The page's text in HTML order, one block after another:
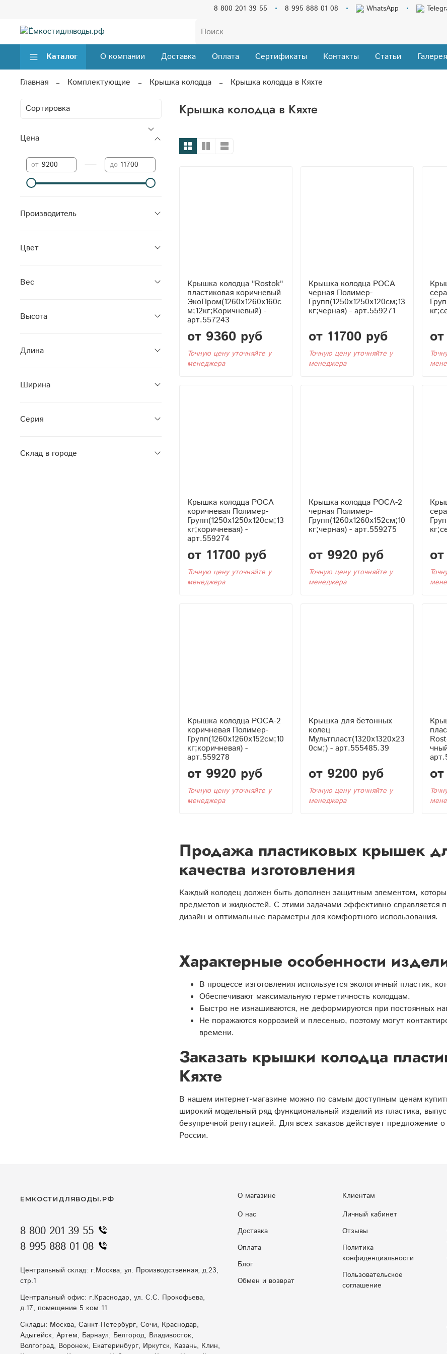
8 800 201 39 55 8 995 888 01 08 WhatsApp
Каталог О компании Доставка Оплата Сертификаты Контакты Статьи Галерея
Главная Комплектующие Крышка колодца Крышка колодца в Кяхте
Крышка колодца в Кяхте
Крышка колодца "Rostok"
пластиковая коричневый
ЭкоПром(1260x1260x160с
м;12кг;Коричневый) -
арт.557243
от 9360 руб
Точную цену уточняйте у
менеджера
Крышка колодца РОСА
черная Полимер-
Групп(1250x1250x120см;13
кг;черная) - арт.559271
от 11700 руб
Точную цену уточняйте у
менеджера
Крышка колодца РОСА
коричневая Полимер-
Групп(1250x1250x120см;13
кг;коричневая) -
арт.559274
от 11700 руб
Точную цену уточняйте у
менеджера
Крышка колодца РОСА-2
черная Полимер-
Групп(1260x1260x152см;10
кг;черная) - арт.559275
от 9920 руб
Точную цену уточняйте у
менеджера
Крышка колодца РОСА-2
коричневая Полимер-
Групп(1260x1260x152см;10
кг;коричневая) -
арт.559278
от 9920 руб
Точную цену уточняйте у
менеджера
Крышка для бетонных
колец
Мультпласт(1320x1320x23
0см;) - арт.555485.39
от 9200 руб
Точную цену уточняйте у
менеджера
Продажа пластиковых крышек
качества изготовления
Каждый колодец должен быть дополнен защитным элементом,
предметов и жидкостей. С этими задачами эффективно справляется
дизайн и оптимальные параметры для комфортного использования.
Характерные особенности
В процессе изготовления используется экологичный пластик,
Обеспечивают максимальную герметичность колодцам.
Быстро не изнашиваются, не деформируются при постоянных
Не поражаются коррозией и плесенью, поэтому могут
времени.
Заказать крышки колодца
Кяхте
В нашем интернет-магазине можно по самым доступным ценам
широкий модельный ряд функциональный изделий из пластика,
безупречной репутацией. Для всех заказов действует предложение
России.
Цена
от до
Производитель
Цвет
Вес
Высота
Длина
Ширина
Серия
Склад в городе
О магазине
О нас
Доставка
Оплата
Блог
Обмен и возврат
Клиентам
Личный кабинет
Отзывы
Политика
конфиденциальности
Пользовательское
соглашение
ЁМКОСТИДЛЯВОДЫ.РФ
8 800 201 39 55
8 995 888 01 08
Центральный склад: г.Москва, ул. Производственная, д.23,
стр.1
Центральный офис: г.Краснодар, ул. С.С. Прокофьева,
д.17, помещение 5 ком 11
Склады: Москва, Санкт-Петербург, Сочи, Краснодар,
Адыгейск, Артем, Барнаул, Белгород, Владивосток,
Волгоград, Воронеж, Екатеринбург, Иркутск, Казань, Клин,